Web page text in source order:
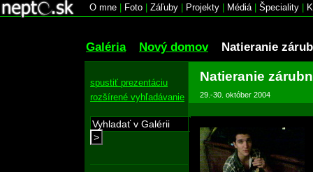
O mne Foto Záľuby Projekty Médiá| Špeciality
Galéria Nový domov Natieranie
spustiť prezentáciu
rozšírené vyhľadávanie
>
Natieranie
29.-30. október 2004